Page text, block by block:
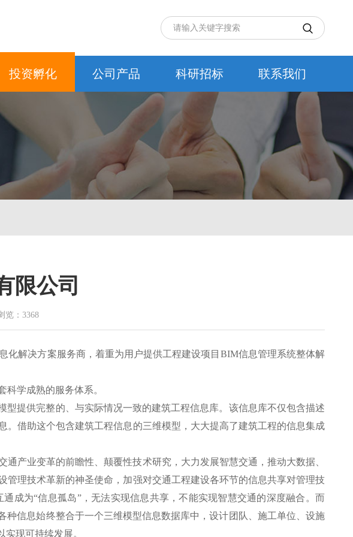

投资孵化 公司产品 科研招标 联系我们
限公司
览：3368
化解决方案服务商，着重为用户提供工程建设项目BIM信息管理系统整体解
学成熟的服务体系。
提供完整的、与实际情况一致的建筑工程信息库。该信息库不仅包含描述
借助这个包含建筑工程信息的三维模型，大大提高了建筑工程的信息集成
产业变革的前瞻性、颠覆性技术研究，大力发展智慧交通，推动大数据、
理技术革新的神圣使命，加强对交通工程建设各环节的信息共享对管理技
成为“信息孤岛”，无法实现信息共享，不能实现智慧交通的深度融合。而
信息始终整合于一个三维模型信息数据库中，设计团队、施工单位、设施
现可持续发展。